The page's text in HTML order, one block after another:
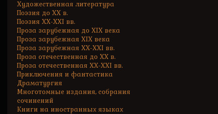
Художественная литература
Поэзия до XX в.
Поэзия XX-XXI вв.
Проза зарубежная до XIX века
Проза зарубежная XIX века
Проза зарубежная XX-XXI вв.
Проза отечественная до XX в.
Проза отечественная XX-XXI вв.
Приключения и фантастика
Драматургия
Многотомные издания, собрания
сочинений
Книги на иностранных языках